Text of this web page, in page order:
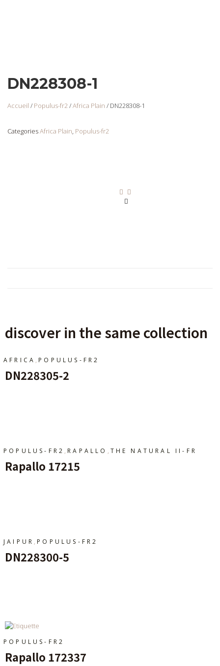
DN228308-1
Accueil / Populus-fr2/Africa Plain / DN228308-1
CategoriesAfrica Plain, Populus-fr2
discover in the same collection
AFRICA , POPULUS-FR2
DN228305-2
POPULUS-FR2 , RAPALLO , THE NATURAL II-FR
Rapallo 17215
JAIPUR , POPULUS-FR2
DN228300-5
POPULUS-FR2
Rapallo 172337